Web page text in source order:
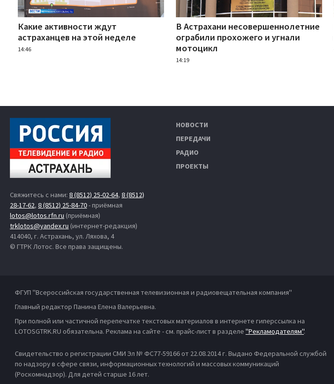
Какие активности ждут
астраханцев на этой неделе
14:46
В Астрахани несовершеннолетние
ограбили прохожего и угнали
мотоцикл
14:19
Свяжитесь с нами: 8 (8512) 25-02-64, 8 (8512)
28-17-62, 8 (8512) 25-84-70- приёмная
lotos@lotos.rfn.ru (приёмная)
trklotos@yandex.ru (интернет-редакция)
414040, г. Астрахань, ул. Ляхова, 4
© ГТРК Лотос. Все права защищены.
НОВОСТИ
ПЕРЕДАЧИ
РАДИО
ПРОЕКТЫ
ФГУП "Всероссийская государственная телевизионная и радиовещательная компания"
Главный редактор Панина Елена Валерьевна.
При полной или частичной перепечатке текстовых материалов в интернете гиперссылка на
LOTOSGTRK.RU обязательна. Реклама на сайте - см. прайс-лист в разделе "Рекламодателям".
Свидетельство о регистрации СМИ Эл № ФС77-59166 от 22.08.2014 г. Выдано Федеральной службой
по надзору в сфере связи, информационных технологий и массовых коммуникаций
(Роскомнадзор). Для детей старше 16 лет.